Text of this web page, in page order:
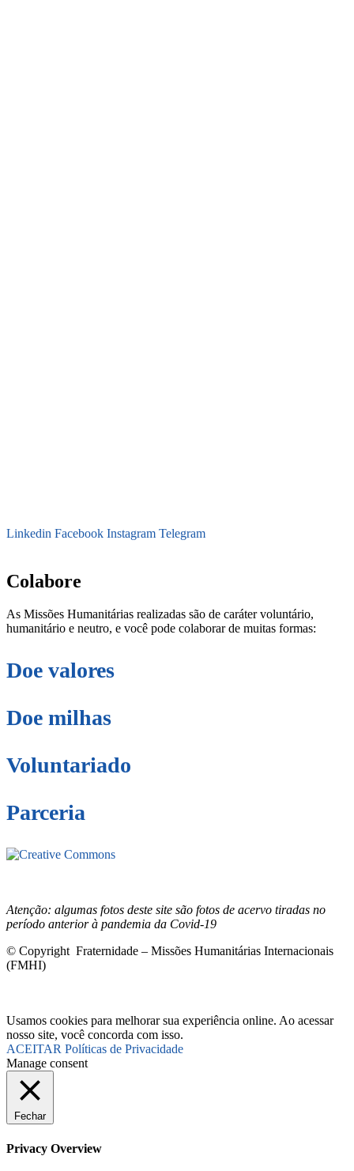
Linkedin Facebook Instagram Telegram
Colabore
As Missões Humanitárias realizadas são de caráter voluntário,
humanitário e neutro, e você pode colaborar de muitas formas:
Doe valores
Doe milhas
Voluntariado
Parceria
Atenção: algumas fotos deste site são fotos de acervo tiradas no
período anterior à pandemia da Covid-19
© Copyright Fraternidade – Missões Humanitárias Internacionais
(FMHI)
Usamos cookies para melhorar sua experiência online. Ao acessar
nosso site, você concorda com isso.
ACEITAR Políticas de Privacidade
Manage consent
Fechar
Privacy Overview